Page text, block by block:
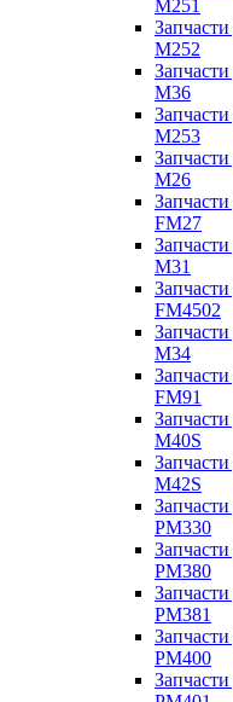
M251
M252
M36
M253
M26
FM27
M31
FM4502
M34
FM91
M40S
M42S
PM330
PM380
PM381
PM400